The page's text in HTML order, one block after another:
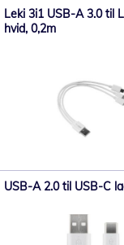
Leki 3i1 USB-A 3.0 til
hvid, 0,2m
USB-A 2.0 til USB-C